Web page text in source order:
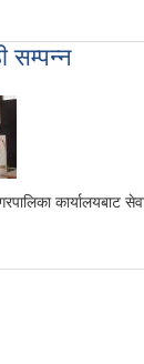
सम्पन्न
कार्यालयबाट